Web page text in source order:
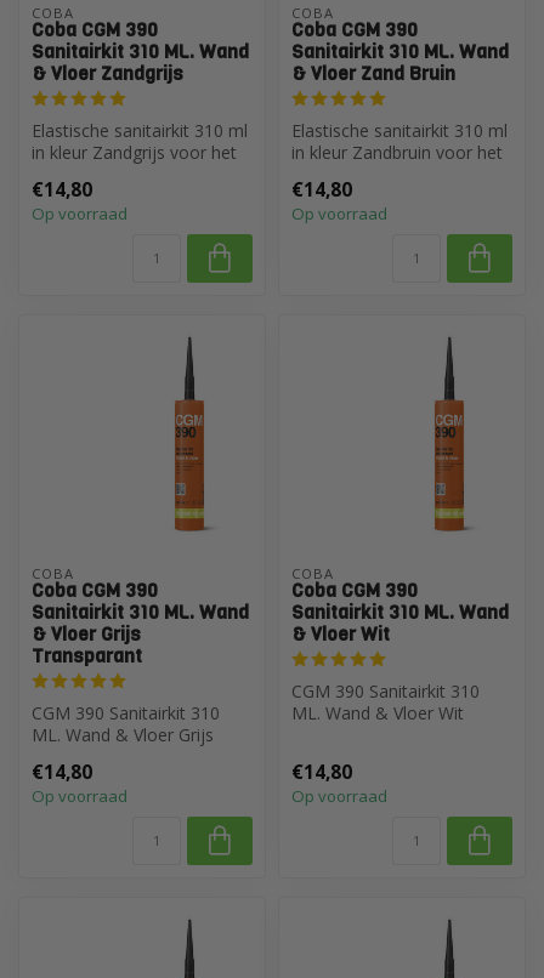
COBA
Coba CGM 390
Sanitairkit 310 ML. Wand
& Vloer Zandgrijs
Elastische sanitairkit 310 ml
in kleur Zandgrijs voor het
€14,80
Op voorraad
COBA
Coba CGM 390
Sanitairkit 310 ML. Wand
& Vloer Zand Bruin
Elastische sanitairkit 310 ml
in kleur Zandbruin voor het
€14,80
Op voorraad
COBA
Coba CGM 390
Sanitairkit 310 ML. Wand
& Vloer Grijs
Transparant
CGM 390 Sanitairkit 310
ML. Wand & Vloer Grijs
€14,80
Op voorraad
COBA
Coba CGM 390
Sanitairkit 310 ML. Wand
& Vloer Wit
CGM 390 Sanitairkit 310
ML. Wand & Vloer Wit
€14,80
Op voorraad